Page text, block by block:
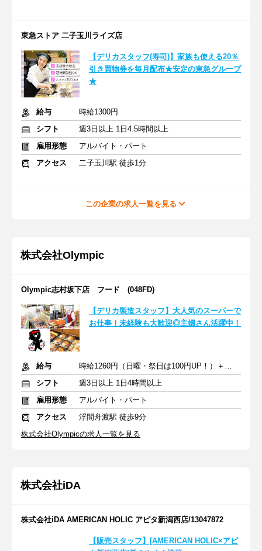
東急ストア 二子玉川ライズ店
【デリカスタッフ(寿司)】家族も使える20％
引き買物券を毎月配布★安定の東急グループ
★
給与
時給1300円
シフト
週3日以上 1日4.5時間以上
雇用形態
アルバイト・パート
アクセス
二子玉川駅 徒歩1分
この企業の求人一覧を見る
株式会社Olympic
Olympic志村坂下店 フード (048FD)
【デリカ製造スタッフ】大人気のスーパーで
お仕事！未経験も大歓迎◎主婦さん活躍中！
給与
時給1260円（日曜・祭日は100円UP！）＋交通費
シフト
週3日以上 1日4時間以上
雇用形態
アルバイト・パート
アクセス
浮間舟渡駅 徒歩9分
株式会社Olympicの求人一覧を見る
株式会社iDA
株式会社iDA AMERICAN HOLIC アピタ新潟西店/13047872
【販売スタッフ】[AMERICAN HOLIC×アピ